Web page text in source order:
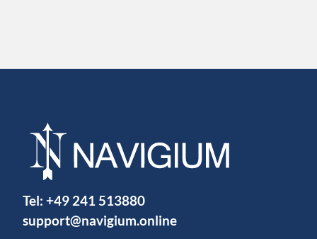
Tel: +49 241 513880
support@navigium.online